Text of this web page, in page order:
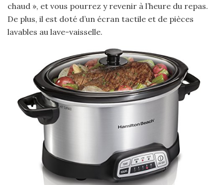
chaud », et vous pourrez y revenir à l’heure du repas.
De plus, il est doté d’un écran tactile et de pièces
lavables au lave-vaisselle.